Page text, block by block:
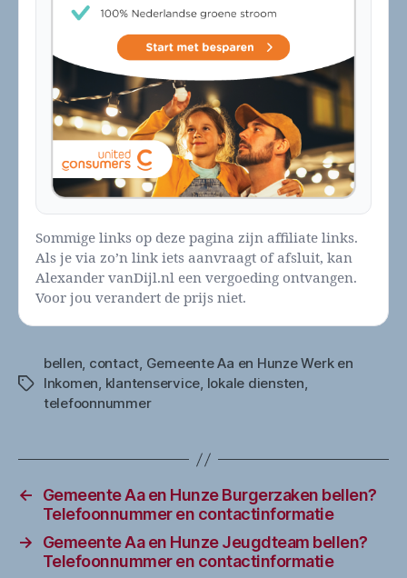
Sommige links op deze pagina zijn affiliate links.
Als je via zo’n link iets aanvraagt of afsluit, kan
Alexander vanDijl.nl een vergoeding ontvangen.
Voor jou verandert de prijs niet.
Tags
bellen, contact, Gemeente Aa en Hunze Werk en
Inkomen, klantenservice, lokale diensten,
telefoonnummer
←
Gemeente Aa en Hunze Burgerzaken bellen?
Telefoonnummer en contactinformatie
→
Gemeente Aa en Hunze Jeugdteam bellen?
Telefoonnummer en contactinformatie